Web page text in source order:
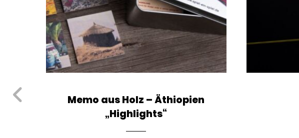
–
Memo aus Holz – Äthiopien
„Highlights“